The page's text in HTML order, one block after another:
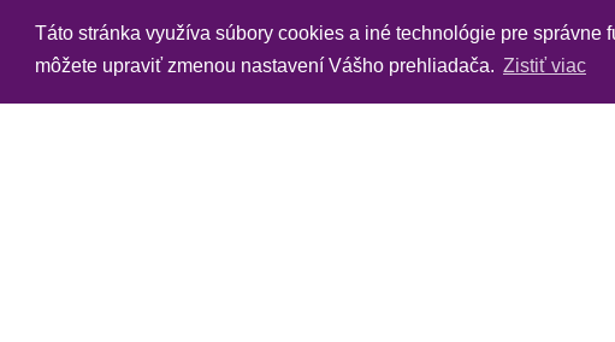
Táto stránka využíva súbory cookies a iné technológie pre
môžete upraviť zmenou nastavení Vášho prehliadača. Zistiť viac